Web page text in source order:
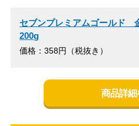
セブンプレミアムゴールド
200g
価格：358円（税抜き）
商品詳細